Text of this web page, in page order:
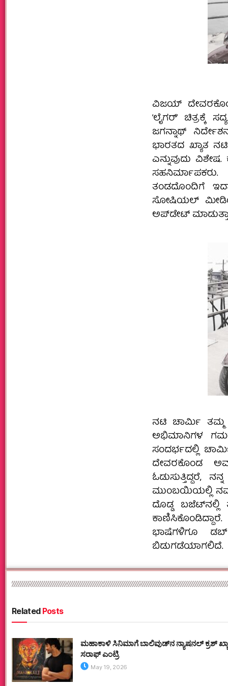
ವಿಜಯ್
‘ಲೈಗರ್‌’
ಜಗನ್ನಾಥ್
ಭಾರತದ ಖ್ಯಾತ
ಎನ್ನುವುದು
ತಂಡದೊಂದಿಗೆ
ಸೋಷಿಯಲ್
ಅಪ್‌ಡೇಟ್ ಮಾಡುತ್ತಾ
ನಟಿ ಚಾರ್ಮಿ ತಮ್ಮ
ಅಭಿಮಾನಿಗಳ
ಸಂದರ್ಭದಲ್ಲಿ
ದೇವರಕೊಂಡ
ಓಡುಸುತ್ತಿದ್ದರೆ,
ಮುಂಬಯಿಯಲ್ಲಿ
ದೊಡ್ಡ ಬಜೆಟ್‌ನಲ್ಲಿ
ಭಾಷೆಗಳಿಗೂ
ಬಿಡುಗಡೆಯಾಗಲಿದೆ.
RelatedPosts
ಮಹಾಕಾಳಿ ಸಿನಿಮಾಗೆ ಬಾಲಿವುಡ್‌ನ ನ್ಯಾಷನಲ್ ಕ್ರಶ್
ಸರಾಫ್ ಎಂಟ್ರಿ
May 19, 2026